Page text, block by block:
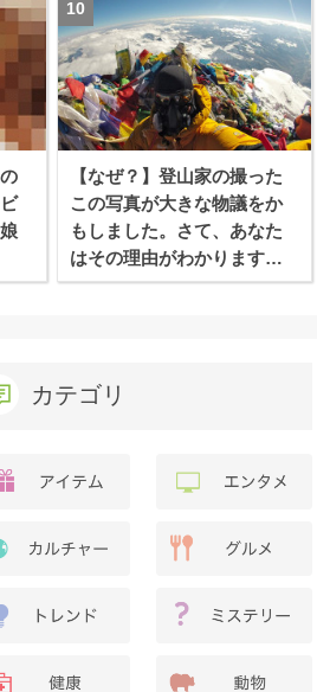
【なぜ？】登山家の撮った
この写真が大きな物議をか
もしました。さて、あなた
はその理由がわかります
か？
カテゴリ